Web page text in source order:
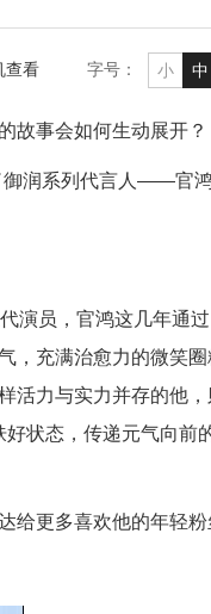
小 中
字号：
查看
故事会如何生动展开？
御润系列代言人——官
演员，官鸿这几年通
，充满治愈力的微笑
活力与实力并存的他，
状态，传递元气向前
给更多喜欢他的年轻粉